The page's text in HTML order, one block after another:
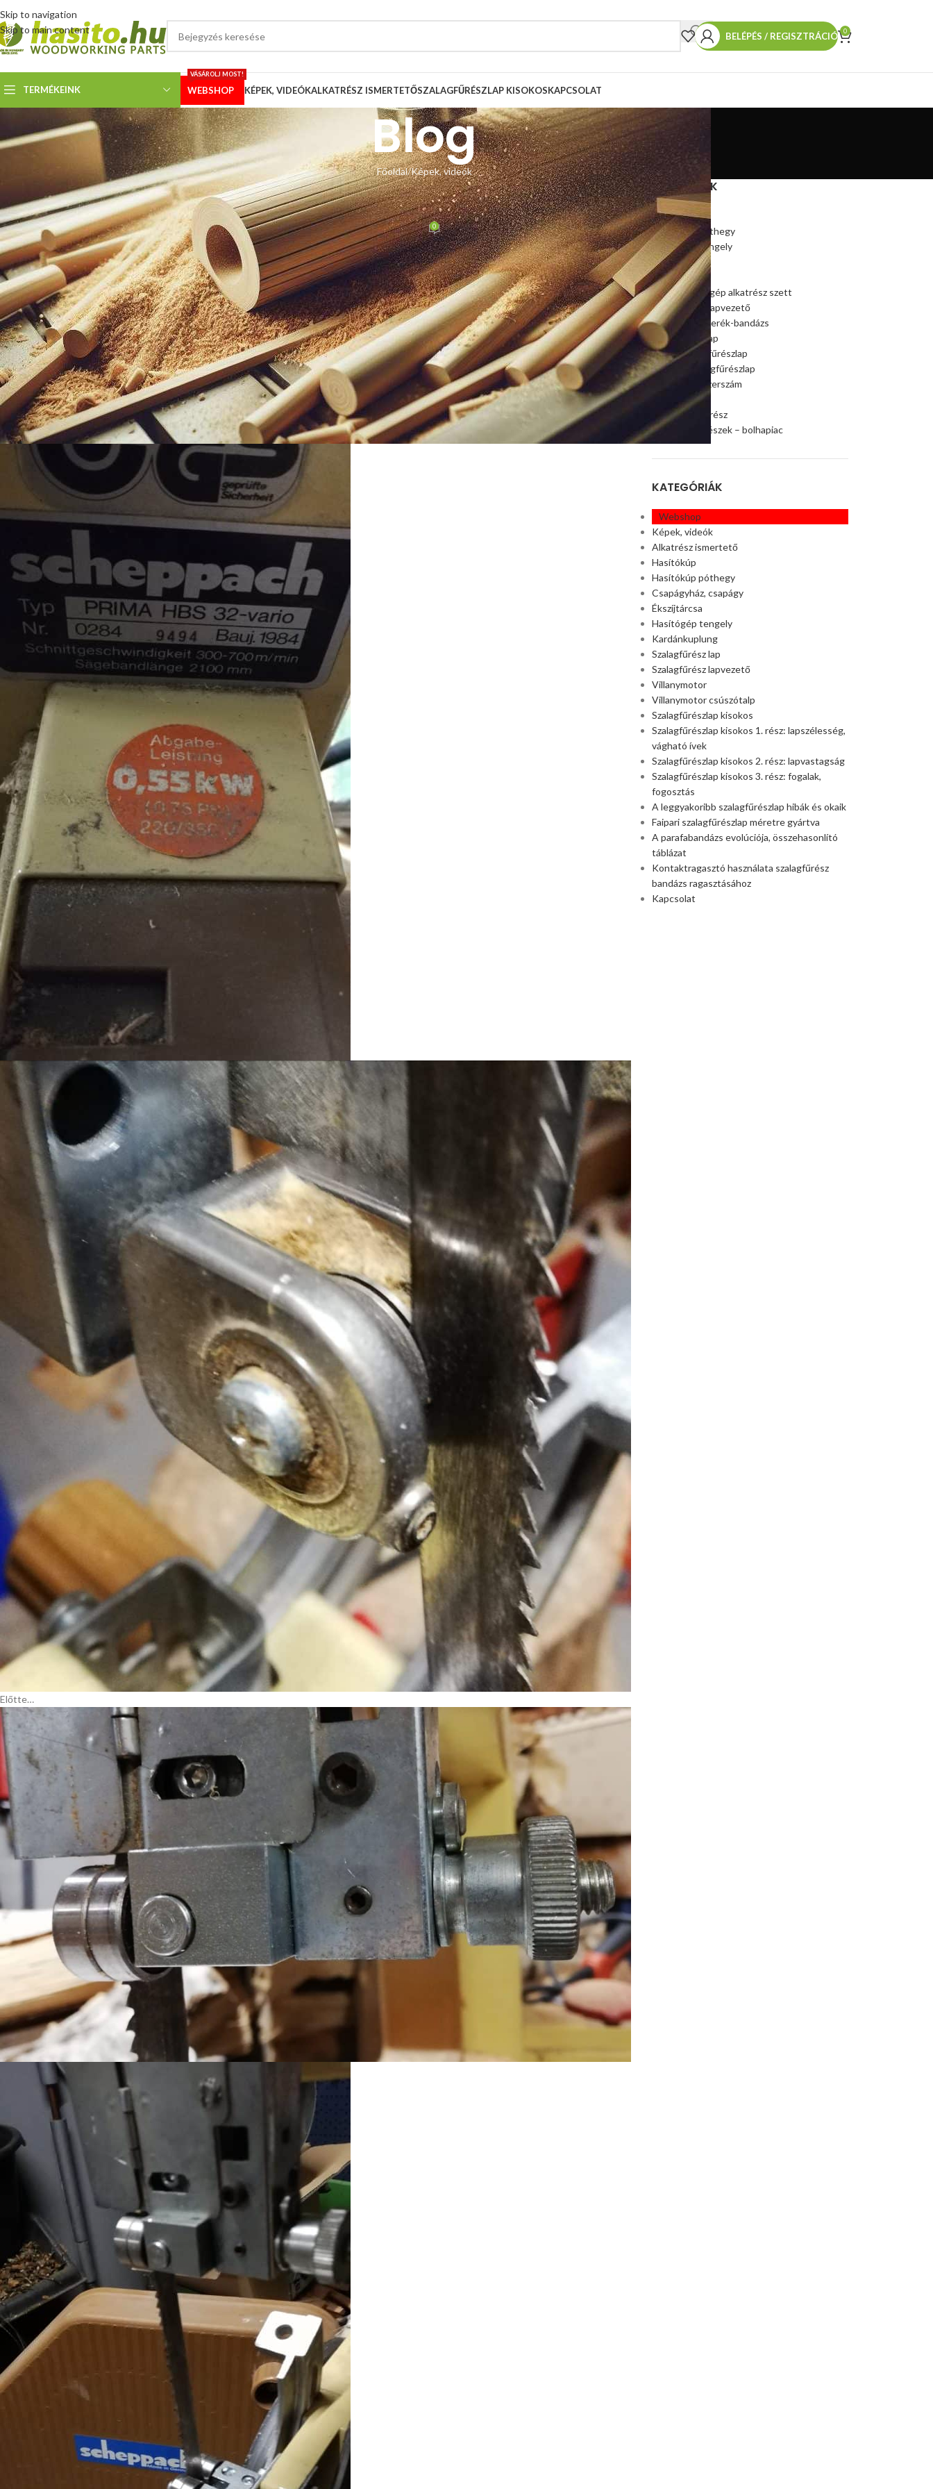
Skip to navigation
Skip to main content
BELÉPÉS / REGISZTRÁCIÓ 0
TERMÉKEINK WEBSHOP
VÁSÁROLJ MOST!
KÉPEK, VIDEÓKALKATRÉSZ ISMERTETŐSZALAGFŰRÉSZLAP KISOKOSKAPCSOLAT
Blog
Főoldal Képek, videók
KÉPEK, VIDEÓK
Vásárlói fotók – lapvezető csere Scheppach HBS 32 Vario
Megosztotta Hoffmann Zsolt Be december 14, 2020 0
Ismét kaptunk néhány fotót. Az alany egy 1984-ben gyártott Scheppach HBS 32 Vario szalagfűrész. A gyári lapvezetők a mi 4×4-es méretű
lapvezetőinkre lettek kicserélve.
A vevőnk véleménye:„Gyakorlatilag az eredeti lapvezető csapjára kerültek fel a lapvezetők, a vágásmagasság szinte semennyit sem csökkent, nem
gondoltam volna, hogy egy 30 éves gépen ilyen egyszerűen meg lehet oldani a cserét. A lapvezető pedig kitűnő munka!”
Köszönjük!
Előtte…
TERMÉKEINK
Hasítókúp
Hasítókúp póthegy
Hasítógép tengely
Ékszíjtárcsa
Csapágy
Kúpos hasítógép alkatrész szett
Szalagfűrész lapvezető
Szalagfűrészkerék-bandázs
Szalagfűrészlap
Faipari szalagfűrészlap
Húsipari szalagfűrészlap
Faipari gép, szerszám
Ágaprító
Offroad alkatrész
Akciós alkatrészek – bolhapiac
KATEGÓRIÁK
Webshop
Képek, videók
Alkatrész ismertető
Hasítókúp
Hasítókúp póthegy
Csapágyház, csapágy
Ékszíjtárcsa
Hasítógép tengely
Kardánkuplung
Szalagfűrész lap
Szalagfűrész lapvezető
Villanymotor
Villanymotor csúszótalp
Szalagfűrészlap kisokos
Szalagfűrészlap kisokos 1. rész: lapszélesség,
vágható ívek
Szalagfűrészlap kisokos 2. rész: lapvastagság
Szalagfűrészlap kisokos 3. rész: fogalak,
fogosztás
A leggyakoribb szalagfűrészlap hibák és okaik
Faipari szalagfűrészlap méretre gyártva
A parafabandázs evolúciója, összehasonlító
táblázat
Kontaktragasztó használata szalagfűrész
bandázs ragasztásához
Kapcsolat